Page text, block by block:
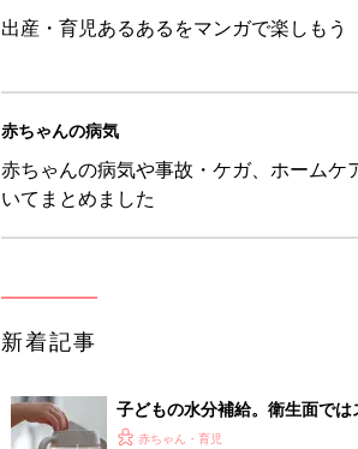
出産・育児あるあるをマンガで楽しもう
赤ちゃんの病気
赤ちゃんの病気や事故・ケガ、ホームケ
いてまとめました
新着記事
子どもの水分補給。衛生面で
く3つのコツとは？【専門家監修
赤ちゃん・育児